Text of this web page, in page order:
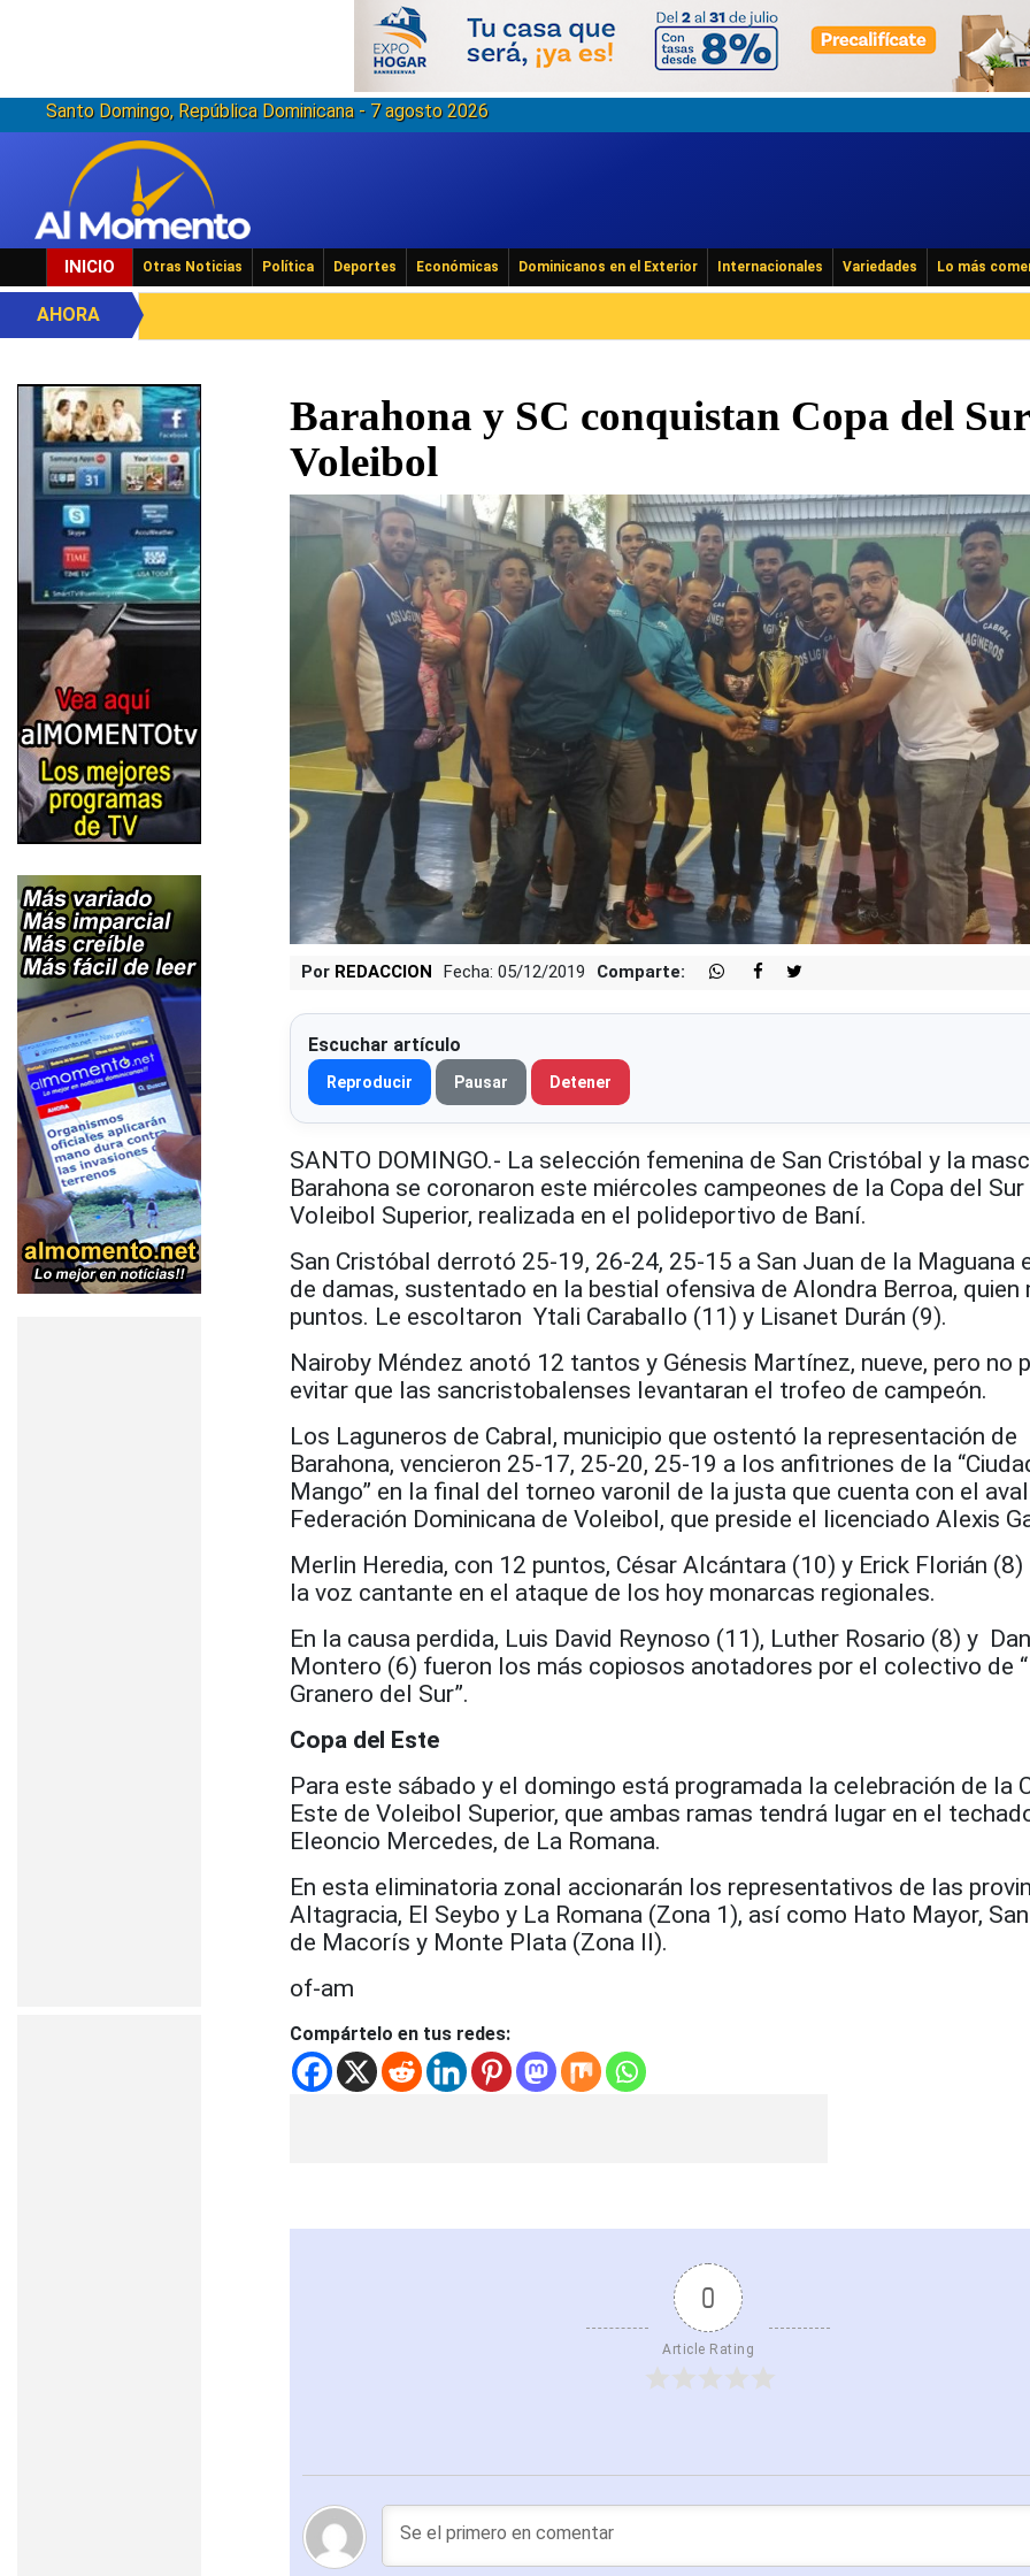
Santo Domingo, República Dominicana - 7 agosto 2026
INICIO Otras Noticias Política Deportes Económicas Dominicanos en el Exterior Internacionales Variedades Lo más
AHORA
Barahona y SC conquistan Copa del
Voleibol
Por REDACCION Fecha: 05/12/2019 Comparte:
Escuchar artículo
Reproducir Pausar Detener
SANTO DOMINGO.- La selección femenina de San Cristóbal y la
Barahona se coronaron este miércoles campeones de la Copa del Sur
Voleibol Superior, realizada en el polideportivo de Baní.
San Cristóbal derrotó 25-19, 26-24, 25-15 a San Juan de la Maguana
de damas, sustentado en la bestial ofensiva de Alondra Berroa, quien
puntos. Le escoltaron Ytali Caraballo (11) y Lisanet Durán (9).
Nairoby Méndez anotó 12 tantos y Génesis Martínez, nueve, pero no
evitar que las sancristobalenses levantaran el trofeo de campeón.
Los Laguneros de Cabral, municipio que ostentó la representación de
Barahona, vencieron 25-17, 25-20, 25-19 a los anfitriones de la
Mango” en la final del torneo varonil de la justa que cuenta con el
Federación Dominicana de Voleibol, que preside el licenciado Alexis
Merlin Heredia, con 12 puntos, César Alcántara (10) y Erick Florián
la voz cantante en el ataque de los hoy monarcas regionales.
En la causa perdida, Luis David Reynoso (11), Luther Rosario (8) y
Montero (6) fueron los más copiosos anotadores por el colectivo de
Granero del Sur”.
Copa del Este
Para este sábado y el domingo está programada la celebración de la
Este de Voleibol Superior, que ambas ramas tendrá lugar en el
Eleoncio Mercedes, de La Romana.
En esta eliminatoria zonal accionarán los representativos de las
Altagracia, El Seybo y La Romana (Zona 1), así como Hato Mayor,
de Macorís y Monte Plata (Zona II).
of-am
Compártelo en tus redes:
0
Article Rating